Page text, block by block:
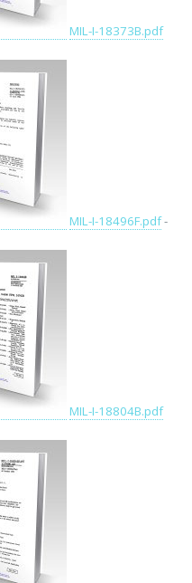
MIL-I-18373B.pdf
MIL-I-18496F.pdf-
MIL-I-18804B.pdf